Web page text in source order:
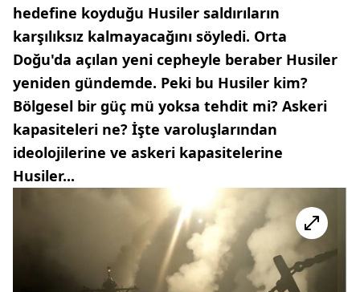
hedefine koyduğu Husiler saldırıların
karşılıksız kalmayacağını söyledi. Orta
Doğu'da açılan yeni cepheyle beraber Husiler
yeniden gündemde. Peki bu Husiler kim?
Bölgesel bir güç mü yoksa tehdit mi? Askeri
kapasiteleri ne? İşte varoluşlarından
ideolojilerine ve askeri kapasitelerine
Husiler...